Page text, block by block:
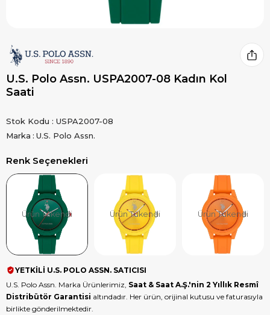
U.S. Polo Assn. USPA2007-08 Kadın Kol
Saati
Stok Kodu
USPA2007-08
Marka : U.S. Polo Assn.
Renk Seçenekleri
Ürün Tükendi Ürün Tükendi Ürün Tükendi
YETKİLİ U.S. POLO ASSN. SATICISI
U.S. Polo Assn. Marka Ürünlerimiz, Saat & Saat A.Ş.'nin 2 Yıllık Resmî
Distribütör Garantisi altındadır. Her ürün, orijinal kutusu ve faturasıyla
birlikte gönderilmektedir.